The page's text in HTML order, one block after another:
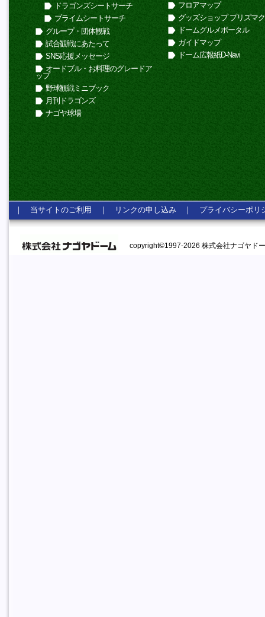
ドラゴンズシートサーチ
プライムシートサーチ
グループ・団体観戦
試合観戦にあたって
SNS応援メッセージ
オードブル・お料理のグレードア
ップ
野球観戦ミニブック
月刊ドラゴンズ
ナゴヤ球場
フロアマップ
グッズショップ プリズマ
ドームグルメポータル
ガイドマップ
ドーム広報紙D-Navi
｜ 当サイトのご利用 ｜ リンクの申し込み ｜ プライバシーポリ
copyright©1997-2026 株式会社ナゴヤド